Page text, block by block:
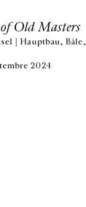
Old Masters
| Hauptbau, Bâle,
2024